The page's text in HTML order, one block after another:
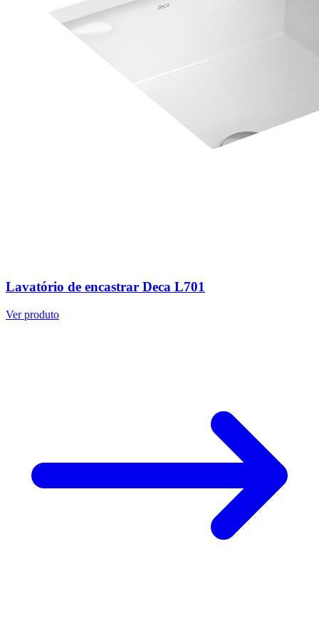
Lavatório de encastrar Deca L701
Ver produto